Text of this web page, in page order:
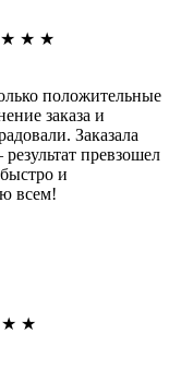
★ ★ ★
положительные
заказа и
Заказала
превзошел
и
всем!
★ ★